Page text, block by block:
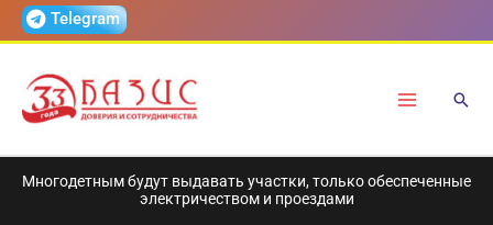
ПерейтиTelegram
Многодетным будут выдавать участки, только обеспеченные
электричеством и проездами